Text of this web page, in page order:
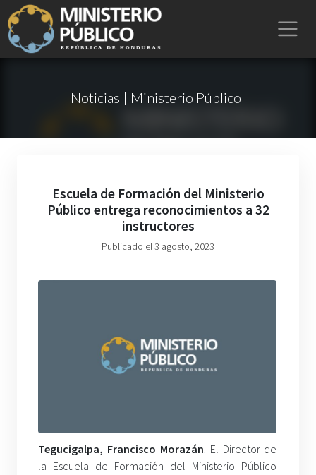
Noticias | Ministerio Público
Escuela de Formación del Ministerio
Público entrega reconocimientos a 32
instructores
Publicado el 3 agosto, 2023
Tegucigalpa, Francisco Morazán. El Director de
la Escuela de Formación del Ministerio Público